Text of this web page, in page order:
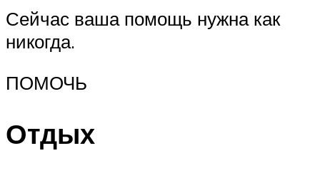
Сейчас ваша помощь нужна как
никогда.
ПОМОЧЬ
Отдых